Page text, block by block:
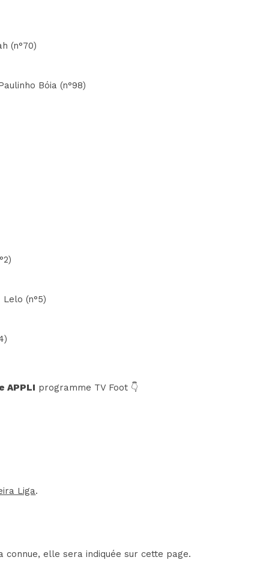
(n°70)
Bóia (n°98)
(n°5)
APPLI programme TV Foot 👇
Liga.
connue, elle sera indiquée sur cette page.